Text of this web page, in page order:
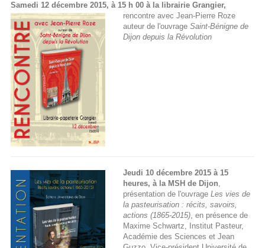
Samedi 12 décembre 2015, à 15 h 00 à la librairie Grangier,
rencontre avec Jean-Pierre Roze
auteur de l'ouvrage Saint-Bénigne de
Dijon depuis la Révolution
Jeudi 10 décembre 2015 à 15
heures, à la MSH de Dijon,
présentation de l'ouvrage Les vies de
la pasteurisation : récits, savoirs,
actions (1865-2015), en présence de
Maxime Schwartz, Institut Pasteur,
Académie des Sciences et Jean